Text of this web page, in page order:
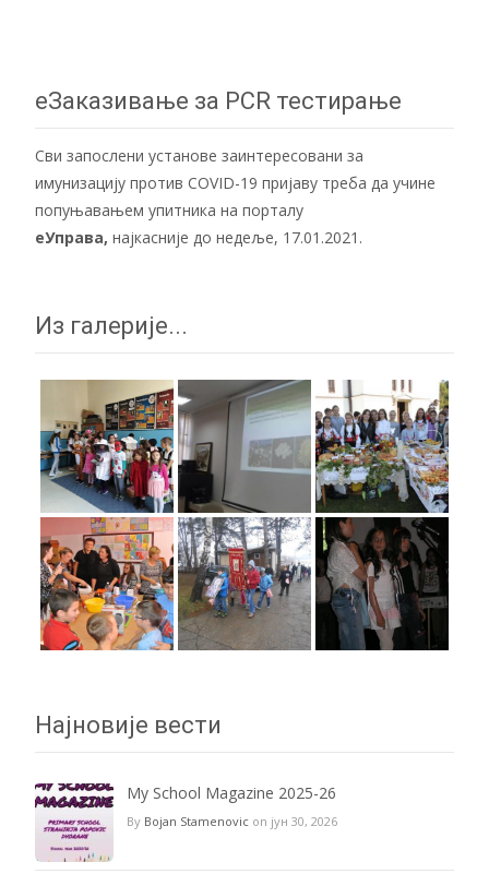
еЗаказивање за PCR тестирање
Сви запослени установе заинтересовани за
имунизацију против COVID-19 пријаву треба да учине
попуњавањем упитника на порталу
еУправа, најкасније до недеље, 17.01.2021.
Из галерије...
Најновије вести
My School Magazine 2025-26
By Bojan Stamenovic on јун 30, 2026